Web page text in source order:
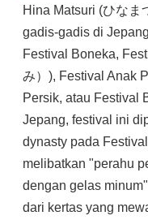
Hina Matsuri (ひなま
gadis-gadis di
Festival Boneka,
み）), Festival Anak
Persik, atau Festival
Jepang, festival ini
dynasty pada
melibatkan "perahu
dengan gelas
dari kertas yang